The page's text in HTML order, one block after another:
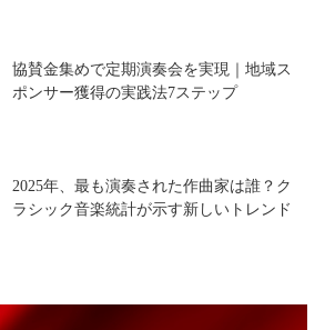
協賛金集めで定期演奏会を実現｜地域ス
ポンサー獲得の実践法7ステップ
2025年、最も演奏された作曲家は誰？ク
ラシック音楽統計が示す新しいトレンド